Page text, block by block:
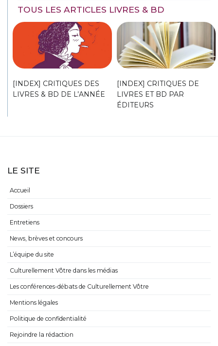
TOUS LES ARTICLES LIVRES & BD
[INDEX] CRITIQUES DES
LIVRES & BD DE L’ANNÉE
[INDEX] CRITIQUES DE
LIVRES ET BD PAR
ÉDITEURS
LE SITE
Accueil
Dossiers
Entretiens
News, brèves et concours
L’équipe du site
Culturellement Vôtre dans les médias
Les conférences-débats de Culturellement Vôtre
Mentions légales
Politique de confidentialité
Rejoindre la rédaction